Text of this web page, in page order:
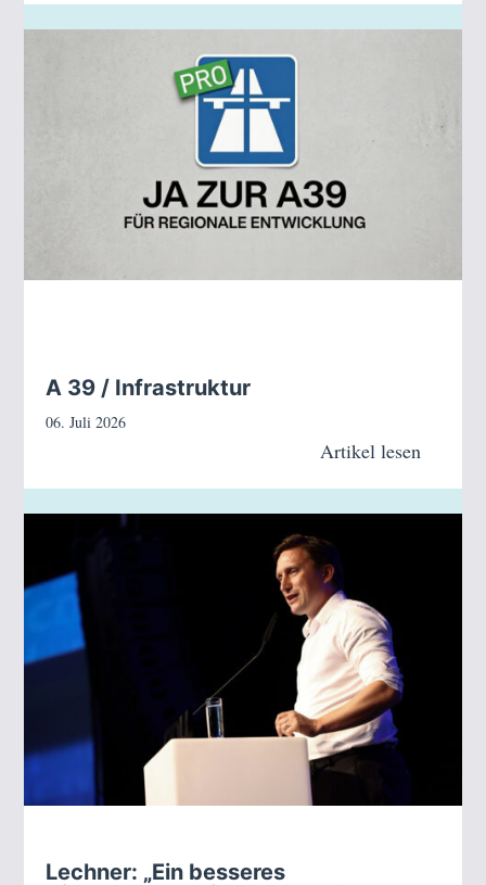
A 39 / Infrastruktur
06. Juli 2026
Artikel lesen
Lechner: „Ein besseres